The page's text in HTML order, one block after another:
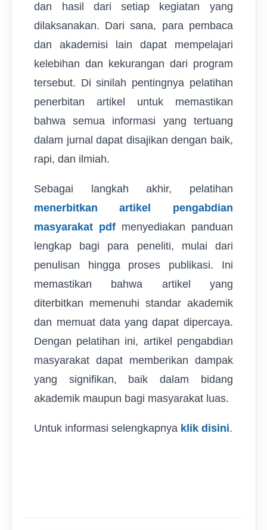
dan hasil dari setiap kegiatan yang
dilaksanakan. Dari sana, para pembaca
dan akademisi lain dapat mempelajari
kelebihan dan kekurangan dari program
tersebut. Di sinilah pentingnya pelatihan
penerbitan artikel untuk memastikan
bahwa semua informasi yang tertuang
dalam jurnal dapat disajikan dengan baik,
rapi, dan ilmiah.
Sebagai langkah akhir, pelatihan
menerbitkan artikel pengabdian
masyarakat pdf menyediakan panduan
lengkap bagi para peneliti, mulai dari
penulisan hingga proses publikasi. Ini
memastikan bahwa artikel yang
diterbitkan memenuhi standar akademik
dan memuat data yang dapat dipercaya.
Dengan pelatihan ini, artikel pengabdian
masyarakat dapat memberikan dampak
yang signifikan, baik dalam bidang
akademik maupun bagi masyarakat luas.
Untuk informasi selengkapnya klik disini.